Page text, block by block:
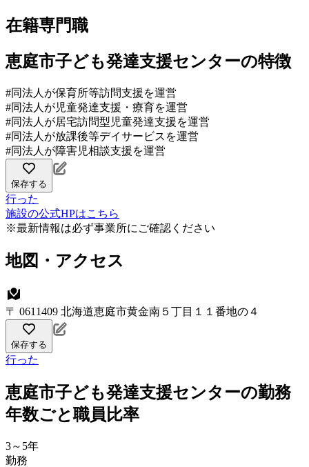
在籍専門職
恵庭市子ども発達支援センターの特徴
#同法人が保育所等訪問支援を運営
#同法人が児童発達支援・療育を運営
#同法人が居宅訪問型児童発達支援を運営
#同法人が放課後等デイサービスを運営
#同法人が障害児相談支援を運営
保存する
行った
施設の公式HPはこちら
※最新情報は必ず事業所にご確認ください
地図・アクセス
〒 0611409 北海道恵庭市黄金南５丁目１１番地の４
保存する
行った
恵庭市子ども発達支援センターの勤務
年数ごと職員比率
3～5年
勤務